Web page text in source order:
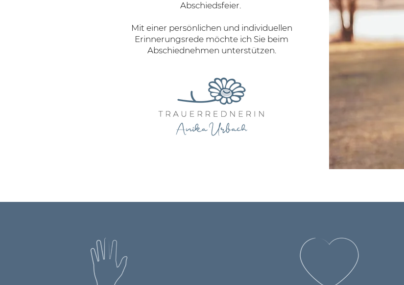
Abschiedsfeier.
Mit einer persönlichen und individuellen
Erinnerungsrede möchte ich Sie beim
Abschiednehmen unterstützen.